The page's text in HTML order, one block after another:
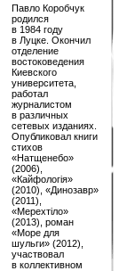
Павло Коробчук
родился
в 1984 году
в Луцке. Окончил
отделение
востоковедения
Киевского
университета,
работал
журналистом
в различных
сетевых изданиях.
Опубликовал книги
стихов
«Натщенебо»
(2006),
«Кайфологія»
(2010), «Динозавр»
(2011),
«Мерехтіло»
(2013), роман
«Море для
шульги» (2012),
участвовал
в коллективном